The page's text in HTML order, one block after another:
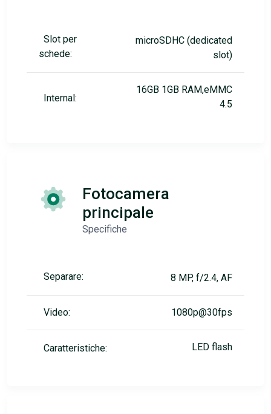
Slot per
schede:
microSDHC (dedicated
slot)
Internal:
16GB 1GB RAM,eMMC
4.5
Fotocamera
principale
Specifiche
Separare: 8 MP, f/2.4, AF
Video: 1080p@30fps
Caratteristiche: LED flash